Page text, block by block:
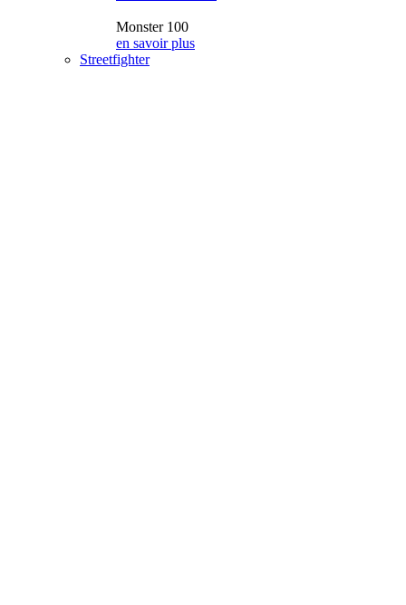
Monster 100
en savoir plus
Streetfighter